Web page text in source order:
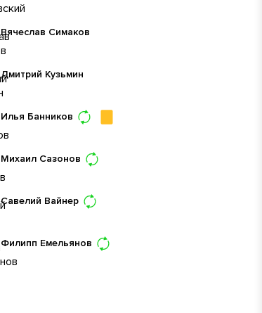
Вячеслав Симаков
Дмитрий Кузьмин
Илья Банников
Михаил Сазонов
Савелий Вайнер
Филипп Емельянов